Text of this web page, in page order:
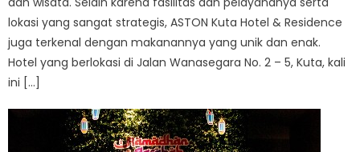
lokasi yang sangat strategis, ASTON Kuta Hotel & Residence
juga terkenal dengan makanannya yang unik dan enak.
Hotel yang berlokasi di Jalan Wanasegara No. 2 – 5, Kuta, kali
ini […]